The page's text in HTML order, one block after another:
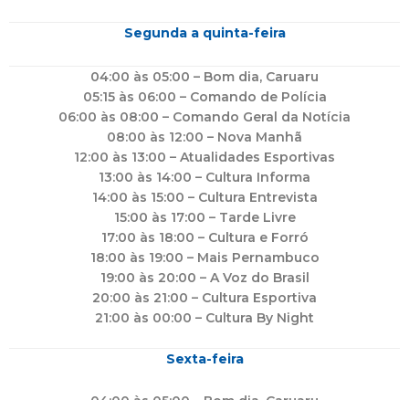
Segunda a quinta-feira
04:00 às 05:00 – Bom dia, Caruaru
05:15 às 06:00 – Comando de Polícia
06:00 às 08:00 – Comando Geral da Notícia
08:00 às 12:00 – Nova Manhã
12:00 às 13:00 – Atualidades Esportivas
13:00 às 14:00 – Cultura Informa
14:00 às 15:00 – Cultura Entrevista
15:00 às 17:00 – Tarde Livre
17:00 às 18:00 – Cultura e Forró
18:00 às 19:00 – Mais Pernambuco
19:00 às 20:00 – A Voz do Brasil
20:00 às 21:00 – Cultura Esportiva
21:00 às 00:00 – Cultura By Night
Sexta-feira